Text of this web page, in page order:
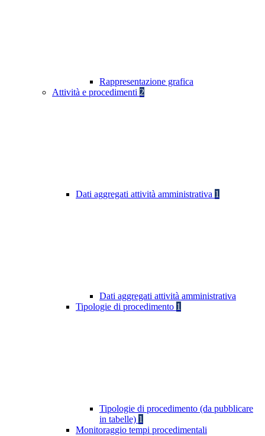
Rappresentazione grafica
Attività e procedimenti 2
Dati aggregati attività amministrativa 1
Dati aggregati attività amministrativa
Tipologie di procedimento 1
Tipologie di procedimento (da pubblicare
in tabelle) 1
Monitoraggio tempi procedimentali